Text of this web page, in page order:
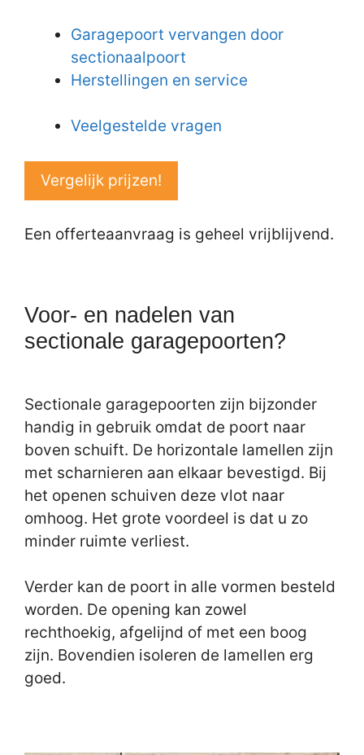
Garagepoort vervangen door
sectionaalpoort
Herstellingen en service
Veelgestelde vragen
Vergelijk prijzen!
Een offerteaanvraag is geheel vrijblijvend.
Voor- en nadelen van
sectionale garagepoorten?
Sectionale garagepoorten zijn bijzonder
handig in gebruik omdat de poort naar
boven schuift. De horizontale lamellen zijn
met scharnieren aan elkaar bevestigd. Bij
het openen schuiven deze vlot naar
omhoog. Het grote voordeel is dat u zo
minder ruimte verliest.
Verder kan de poort in alle vormen besteld
worden. De opening kan zowel
rechthoekig, afgelijnd of met een boog
zijn. Bovendien isoleren de lamellen erg
goed.